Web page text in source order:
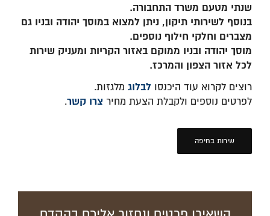
שנתי מטעם משרד התחבורה.
בנוסף לשירותי תיקון, ניתן למצוא במוסך יהודה ובניו גם
מצברים וחלקי חילוף נוספים.
מוסך יהודה ובניו ממוקם באזור הקריות ומעניק שירות
לכל אזור הצפון והמרכז.
רוצים לקרוא עוד היכנסו לבלוג מלגזות.
לפרטים נוספים ולקבלת הצעת מחיר צרו קשר.
שירות בחיפה